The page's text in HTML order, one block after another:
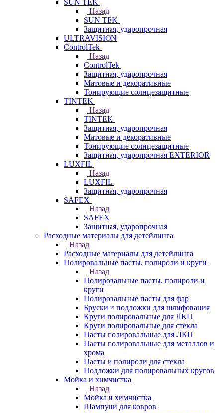
SUN TEK
Назад
SUN TEK
Защитная, ударопрочная
ULTRAVISION
ControlTek
Назад
ControlTek
Защитная, ударопрочная
Матовые и декоративные
Тонирующие солнцезащитные
TINTEK
Назад
TINTEK
Защитная, ударопрочная
Матовые и декоративные
Тонирующие солнцезащитные
Защитная, ударопрочная EXTERIOR
LUXFIL
Назад
LUXFIL
Защитная, ударопрочная
SAFEX
Назад
SAFEX
Защитная, ударопрочная
Расходные материалы для детейлинга
Назад
Расходные материалы для детейлинга
Полировальные пасты, полироли и круги
Назад
Полировальные пасты, полироли и
круги
Полировальные пасты для фар
Бруски и подложки для шлифования
Круги полировальные для ЛКП
Круги полировальные для стекла
Пасты полировальные для ЛКП
Пасты полировальные для металлов и
хрома
Пасты и полироли для стекла
Подложки для полировальных кругов
Мойка и химчистка
Назад
Мойка и химчистка
Шампуни для ковров